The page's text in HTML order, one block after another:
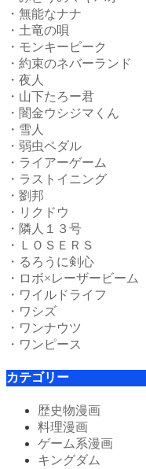
・無能なナナ
・土竜の唄
・モンキーピーク
・約束のネバーランド
・夜人
・山下たろー君
・闇金ウシジマくん
・雪人
・弱虫ペダル
・ライアーゲーム
・ラストイニング
・劉邦
・リクドウ
・隣人１３号
・ＬＯＳＥＲＳ
・るろうに剣心
・ロボ×レーザービーム
・ワイルドライフ
・ワシズ
・ワンナウツ
・ワンピース
カテゴリー
歴史物漫画
料理漫画
ゲーム系漫画
キングダム